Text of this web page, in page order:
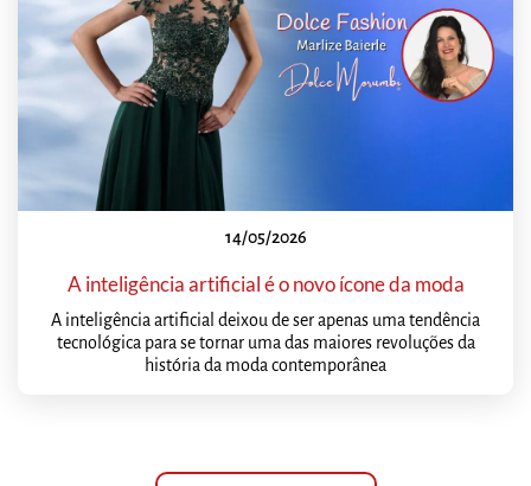
14/05/2026
A inteligência artificial é o novo ícone da moda
A inteligência artificial deixou de ser apenas uma tendência
tecnológica para se tornar uma das maiores revoluções da
história da moda contemporânea